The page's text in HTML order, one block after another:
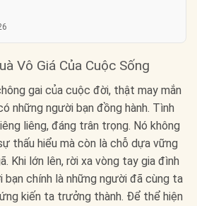
Vô Giá Của Cuộc Sống
gai của cuộc đời, thật may mắn
những người bạn đồng hành. Tình
liêng, đáng trân trọng. Nó không
thấu hiểu mà còn là chỗ dựa vững
Khi lớn lên, rời xa vòng tay gia đình
chính là những người đã cùng ta
kiến ta trưởng thành. Để thể hiện